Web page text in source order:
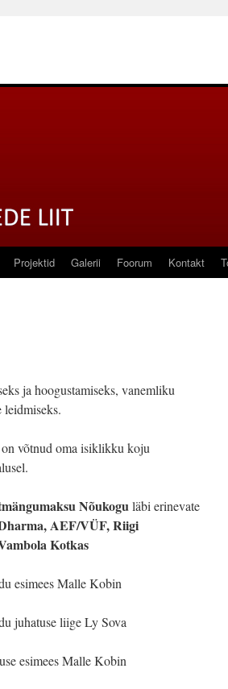
Projektid Galerii Foorum Kontakt
ja hoogustamiseks, vanemliku
leidmiseks.
võtnud oma isiklikku koju
Nõukoguläbi erinevate
AEF/VÜF, Riigi
Kotkas
esimees Malle Kobin
juhatuse liige Ly Sova
esimees Malle Kobin